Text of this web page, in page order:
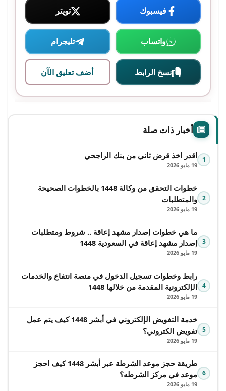
فيسبوك تويتر
واتساب تليجرام
نسخ الرابط أضف تعليق الآن
أخبار ذات صلة
1 اقدر اخذ قرض ثاني من بنك الراجحي
19 مايو 2026
2
خطوات التحقق من وكالة 1448 بالخطوات الصحيحة
والمتطلبات
19 مايو 2026
3
ما هي خطوات إصدار مشهد إعاقة .. شروط ومتطلبات
إصدار مشهد إعاقة في السعودية 1448
19 مايو 2026
4
رابط وخطوات تسجيل الدخول في منصة انتفاع والخدمات
الإلكترونية المقدمة من خلالها 1448
19 مايو 2026
5
خدمة التفويض الإلكتروني في أبشر 1448 كيف يتم عمل
تفويض الكتروني؟
19 مايو 2026
6
طريقة حجز موعد الشرطة عبر أبشر 1448 كيف احجز
موعد في مركز الشرطه؟
19 مايو 2026